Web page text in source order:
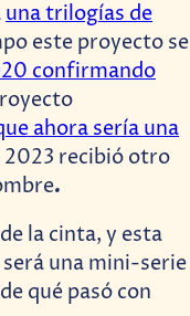
una trilogías de
este proyecto se
confirmando
ahora sería una
2023 recibió otro
.
la cinta, y esta
una mini-serie
qué pasó con